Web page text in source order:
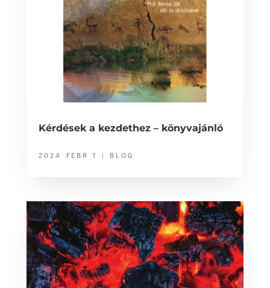
Kérdések a kezdethez – könyvajánló
2024 FEBR 1 | BLOG